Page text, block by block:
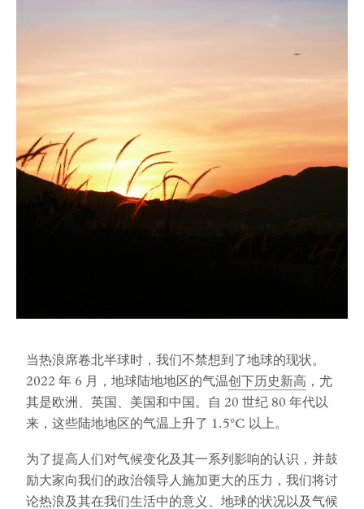
当热浪席卷北半球时，我们不禁想到了地球的现状。
2022 年 6 月，地球陆地地区的气温创下历史新高 ，尤
其是欧洲、英国、美国和中国。自 20 世纪 80 年代以
来，这些陆地地区的气温上升了 1.5°C 以上。
为了提高人们对气候变化及其一系列影响的认识，并鼓
励大家向我们的政治领导人施加更大的压力，我们将讨
论热浪及其在我们生活中的意义、地球的状况以及气候